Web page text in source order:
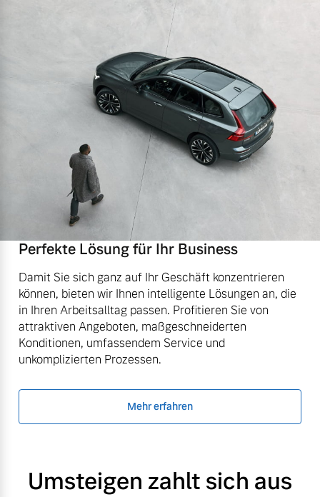
Perfekte Lösung für Ihr Business
Damit Sie sich ganz auf Ihr Geschäft konzentrieren
können, bieten wir Ihnen intelligente Lösungen an, die
in Ihren Arbeitsalltag passen. Profitieren Sie von
attraktiven Angeboten, maßgeschneiderten
Konditionen, umfassendem Service und
unkomplizierten Prozessen.
Mehr erfahren
Umsteigen zahlt sich aus